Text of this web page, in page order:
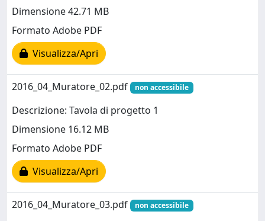
Dimensione 42.71 MB
Formato Adobe PDF
Visualizza/Apri
2016_04_Muratore_02.pdf non accessibile
Descrizione: Tavola di progetto 1
Dimensione 16.12 MB
Formato Adobe PDF
Visualizza/Apri
2016_04_Muratore_03.pdf non accessibile